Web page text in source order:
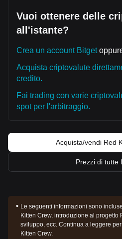
Vuoi ottenere delle
all'istante?
Crea un account Bitget
Acquista criptovalute
credito.
Fai trading con varie
spot per l'arbitraggio.
Acquista/vendi Red
Prezzi di tutte
Le seguenti informazioni sono
Kitten Crew, introduzione al progetto
sviluppo, ecc. Continua a leggere
Kitten Crew.